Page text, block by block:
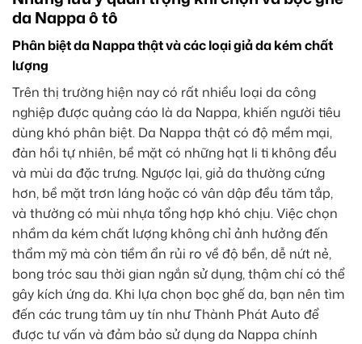
da Nappa ô tô
Phân biệt da Nappa thật và các loại giả da kém chất
lượng
Trên thị trường hiện nay có rất nhiều loại da công
nghiệp được quảng cáo là da Nappa, khiến người tiêu
dùng khó phân biệt. Da Nappa thật có độ mềm mại,
đàn hồi tự nhiên, bề mặt có những hạt li ti không đều
và mùi da đặc trưng. Ngược lại, giả da thường cứng
hơn, bề mặt trơn láng hoặc có vân dập đều tăm tắp,
và thường có mùi nhựa tổng hợp khó chịu. Việc chọn
nhầm da kém chất lượng không chỉ ảnh hưởng đến
thẩm mỹ mà còn tiềm ẩn rủi ro về độ bền, dễ nứt nẻ,
bong tróc sau thời gian ngắn sử dụng, thậm chí có thể
gây kích ứng da. Khi lựa chọn bọc ghế da, bạn nên tìm
đến các trung tâm uy tín như Thành Phát Auto để
được tư vấn và đảm bảo sử dụng da Nappa chính